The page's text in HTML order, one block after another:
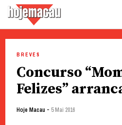
content
BREVES
Concurso
Felizes”
Hoje Macau - 5 Mai 2016